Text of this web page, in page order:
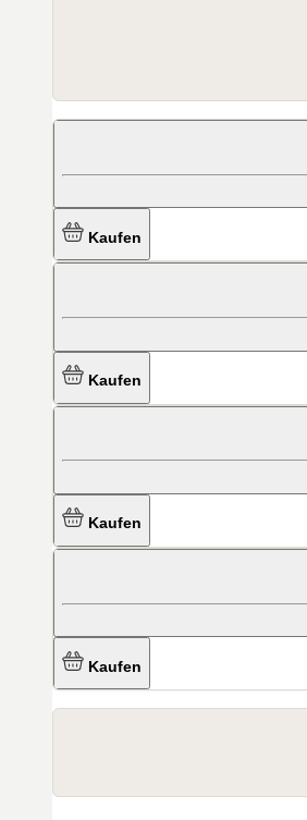
Kaufen
Kaufen
Kaufen
Kaufen